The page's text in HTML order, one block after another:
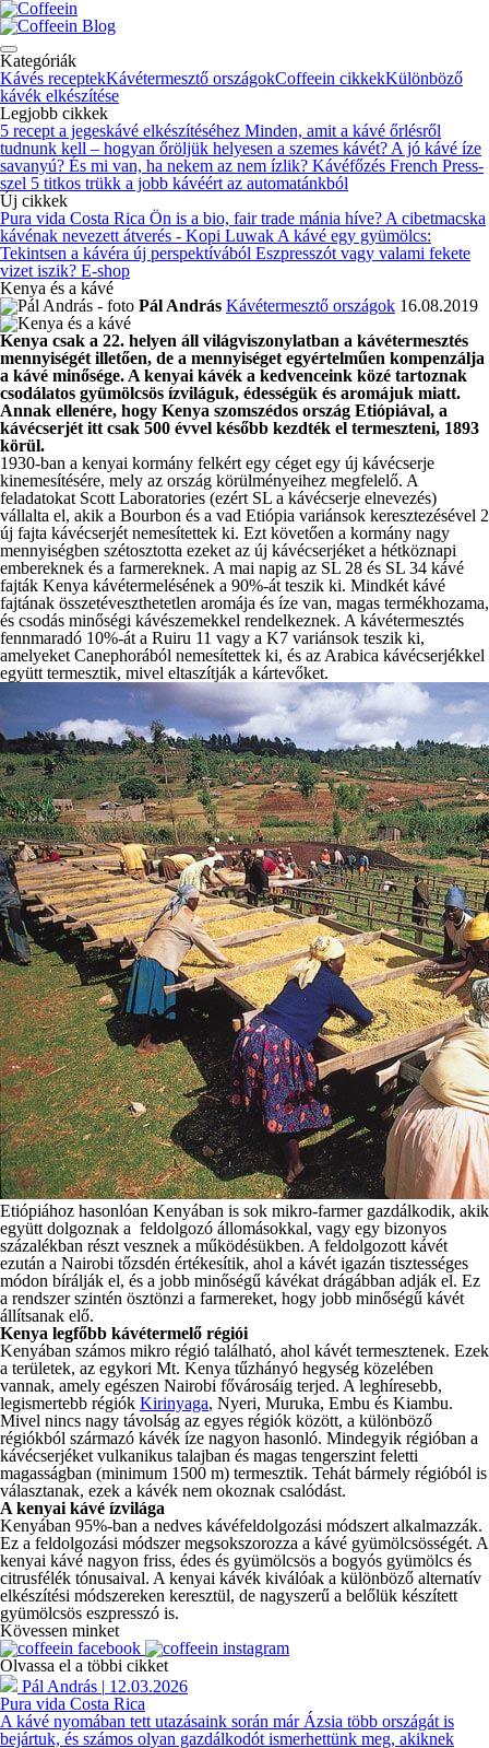
Blog
Kategóriák
Kávés receptekKávétermesztő országokCoffeein cikkekKülönböző
kávék elkészítése
Legjobb cikkek
5 recept a jegeskávé elkészítéséhez Minden, amit a kávé őrlésről
tudnunk kell – hogyan őröljük helyesen a szemes kávét? A jó kávé íze
savanyú? És mi van, ha nekem az nem ízlik? Kávéfőzés French Press-
szel 5 titkos trükk a jobb kávéért az automatánkból
Új cikkek
Pura vida Costa Rica Ön is a bio, fair trade mánia híve? A cibetmacska
kávénak nevezett átverés - Kopi Luwak A kávé egy gyümölcs:
Tekintsen a kávéra új perspektívából Eszpresszót vagy valami fekete
vizet iszik? E-shop
Kenya és a kávé
Pál András Kávétermesztő országok 16.08.2019
Kenya csak a 22. helyen áll világviszonylatban a kávétermesztés
mennyiségét illetően, de a mennyiséget egyértelműen kompenzálja
a kávé minősége. A kenyai kávék a kedvenceink közé tartoznak
csodálatos gyümölcsös ízviláguk, édességük és aromájuk miatt.
Annak ellenére, hogy Kenya szomszédos ország Etiópiával, a
kávécserjét itt csak 500 évvel később kezdték el termeszteni, 1893
körül.
1930-ban a kenyai kormány felkért egy céget egy új kávécserje
kinemesítésére, mely az ország körülményeihez megfelelő. A
feladatokat Scott Laboratories (ezért SL a kávécserje elnevezés)
vállalta el, akik a Bourbon és a vad Etiópia variánsok keresztezésével 2
új fajta kávécserjét nemesítettek ki. Ezt követően a kormány nagy
mennyiségben szétosztotta ezeket az új kávécserjéket a hétköznapi
embereknek és a farmereknek. A mai napig az SL 28 és SL 34 kávé
fajták Kenya kávétermelésének a 90%-át teszik ki. Mindkét kávé
fajtának összetéveszthetetlen aromája és íze van, magas termékhozama,
és csodás minőségi kávészemekkel rendelkeznek. A kávétermesztés
fennmaradó 10%-át a Ruiru 11 vagy a K7 variánsok teszik ki,
amelyeket Canephorából nemesítettek ki, és az Arabica kávécserjékkel
együtt termesztik, mivel eltaszítják a kártevőket.
Etiópiához hasonlóan Kenyában is sok mikro-farmer gazdálkodik, akik
együtt dolgoznak a feldolgozó állomásokkal, vagy egy bizonyos
százalékban részt vesznek a működésükben. A feldolgozott kávét
ezután a Nairobi tőzsdén értékesítik, ahol a kávét igazán tisztességes
módon bírálják el, és a jobb minőségű kávékat drágábban adják el. Ez
a rendszer szintén ösztönzi a farmereket, hogy jobb minőségű kávét
állítsanak elő.
Kenya legfőbb kávétermelő régiói
Kenyában számos mikro régió található, ahol kávét termesztenek. Ezek
a területek, az egykori Mt. Kenya tűzhányó hegység közelében
vannak, amely egészen Nairobi fővárosáig terjed. A leghíresebb,
legismertebb régiók Kirinyaga, Nyeri, Muruka, Embu és Kiambu.
Mivel nincs nagy távolság az egyes régiók között, a különböző
régiókból származó kávék íze nagyon hasonló. Mindegyik régióban a
kávécserjéket vulkanikus talajban és magas tengerszint feletti
magasságban (minimum 1500 m) termesztik. Tehát bármely régióból is
választanak, ezek a kávék nem okoznak csalódást.
A kenyai kávé ízvilága
Kenyában 95%-ban a nedves kávéfeldolgozási módszert alkalmazzák.
Ez a feldolgozási módszer megsokszorozza a kávé gyümölcsösségét. A
kenyai kávé nagyon friss, édes és gyümölcsös a bogyós gyümölcs és
citrusfélék tónusaival. A kenyai kávék kiválóak a különböző alternatív
elkészítési módszereken keresztül, de nagyszerű a belőlük készített
gyümölcsös eszpresszó is.
Kövessen minket
Olvassa el a többi cikket
Pál András | 12.03.2026
Pura vida Costa Rica
A kávé nyomában tett utazásaink során már Ázsia több országát is
bejártuk, és számos olyan gazdálkodót ismerhettünk meg, akiknek